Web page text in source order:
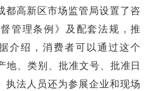
都高新区市场监管局设置了咨
管理条例》及配套法规，推
介绍，消费者可以通过这个
地、类别、批准文号、批准日
执法人员还为参展企业和现场